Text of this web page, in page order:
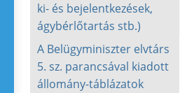
ki- és bejelentkezések,
ágybérlőtartás stb.)
A Belügyminiszter elvtárs
5. sz. parancsával kiadott
állomány-táblázatok